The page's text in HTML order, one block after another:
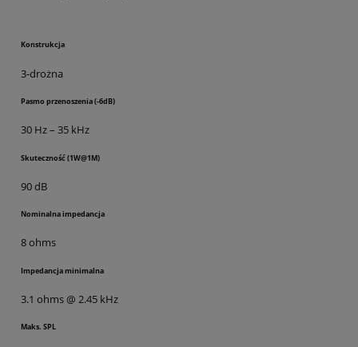
Konstrukcja
3-drożna
Pasmo przenoszenia (-6dB)
30 Hz – 35 kHz
Skuteczność (1W@1M)
90 dB
Nominalna impedancja
8 ohms
Impedancja minimalna
3.1 ohms @ 2.45 kHz
Maks. SPL